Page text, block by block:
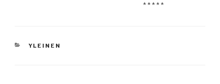
* * * * *
KATEGORIAT
YLEINEN